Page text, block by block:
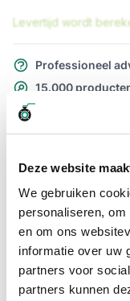
Deze website
We gebruiken
personaliseren,
en om ons
informatie over uw
partners voor
partners kunnen
Levertijd wordt
Professioneel
15.000
Snelle levering
Snel naar
Meer informatie
Meer informatie
Maatvoering